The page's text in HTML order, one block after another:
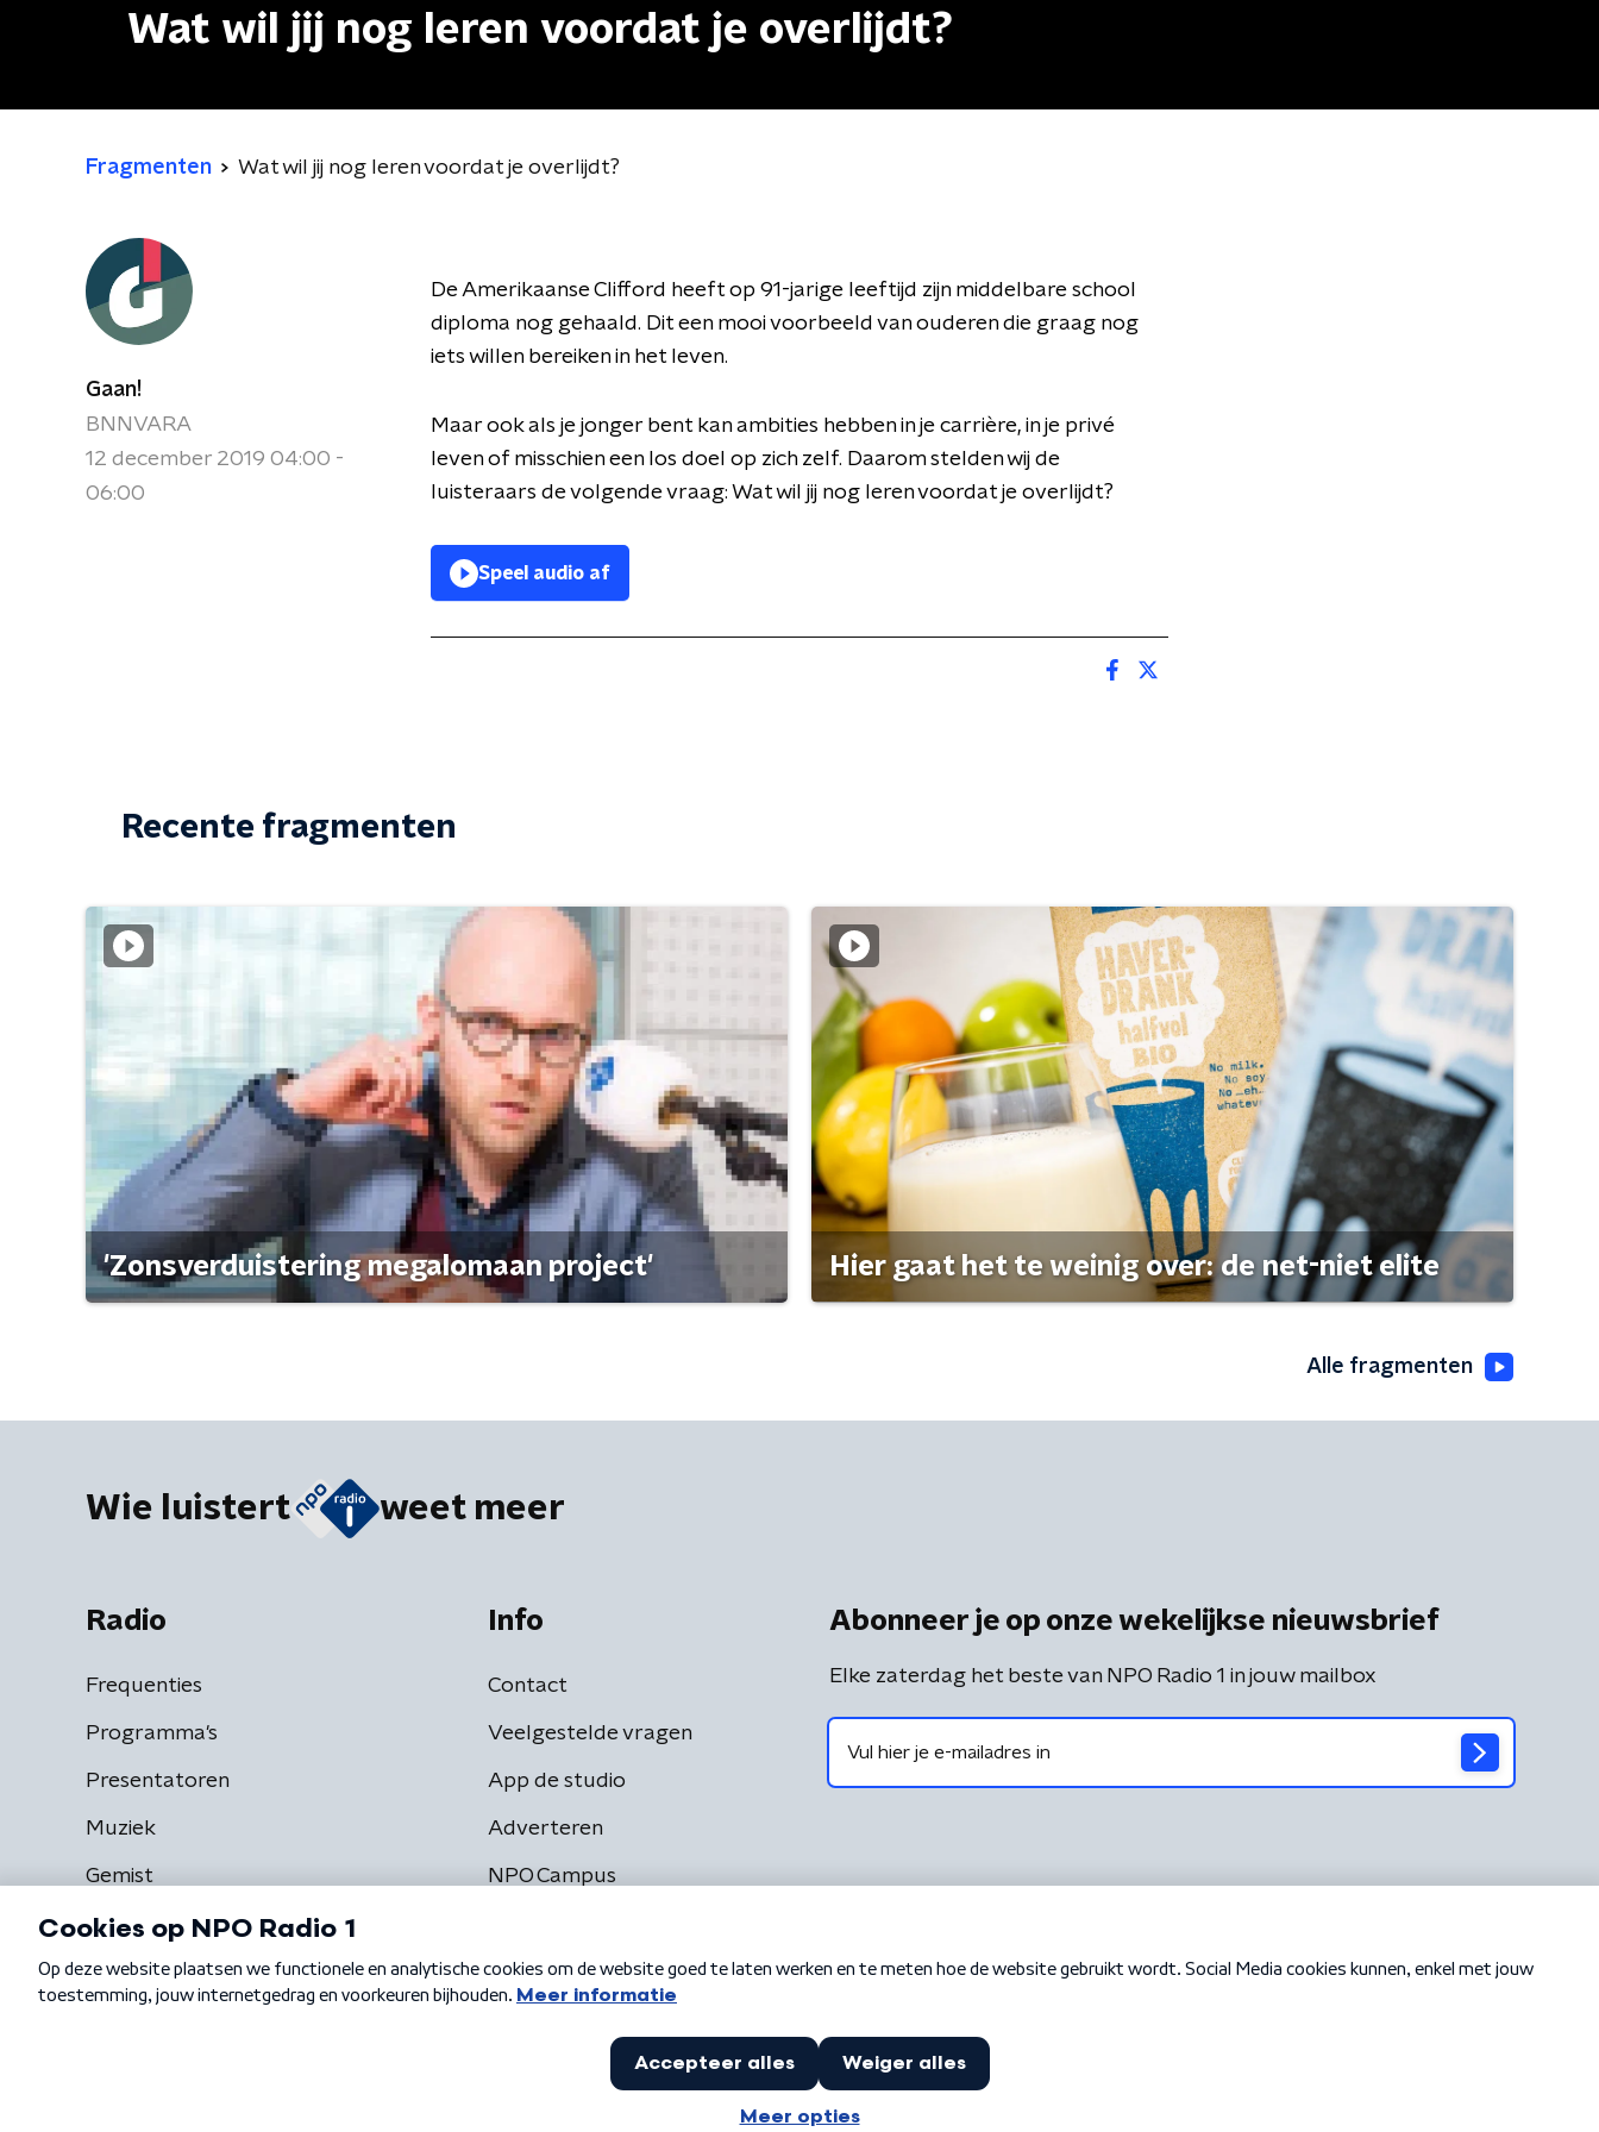
Wat wil jij nog leren voordat je overlijdt?
Fragmenten Wat wil jij nog leren voordat je overlijdt?
Gaan!
BNNVARA
12 december 2019 04:00 -
06:00
De Amerikaanse Clifford heeft op 91-jarige leeftijd zijn middelbare school
diploma nog gehaald. Dit een mooi voorbeeld van ouderen die graag nog
iets willen bereiken in het leven.
Maar ook als je jonger bent kan ambities hebben in je carrière, in je privé
leven of misschien een los doel op zich zelf. Daarom stelden wij de
luisteraars de volgende vraag: Wat wil jij nog leren voordat je overlijdt?
Speel audio af
Recente fragmenten
'Zonsverduistering megalomaan project' Hier gaat het te weinig over: de net-niet elite
Alle fragmenten
Wie luistert weet meer
Radio
Frequenties
Programma's
Presentatoren
Muziek
Gemist
Info
Contact
Veelgestelde vragen
App de studio
Adverteren
NPO Campus
Abonneer je op onze wekelijkse nieuwsbrief
Elke zaterdag het beste van NPO Radio 1 in jouw mailbox
Algemene voorwaarden Privacybeleid